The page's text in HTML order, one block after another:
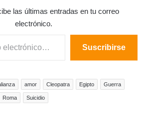
las últimas entradas en tu correo
electrónico.
Suscribirse
amor Cleopatra Egipto Guerra
Roma Suicidio